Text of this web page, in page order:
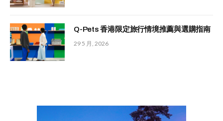
Q-Pets 香港限定旅行情境推薦與選購指南
29 5 月, 2026